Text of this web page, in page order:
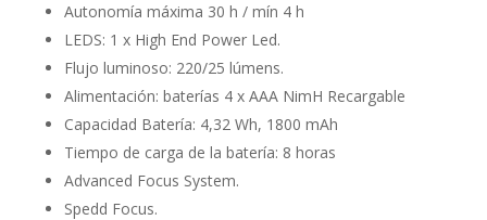
Autonomía máxima 30 h / mín 4 h
LEDS: 1 x High End Power Led.
Flujo luminoso: 220/25 lúmens.
Alimentación: baterías 4 x AAA NimH Recargable
Capacidad Batería: 4,32 Wh, 1800 mAh
Tiempo de carga de la batería: 8 horas
Advanced Focus System.
Spedd Focus.